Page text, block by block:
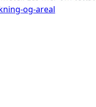
og-areal